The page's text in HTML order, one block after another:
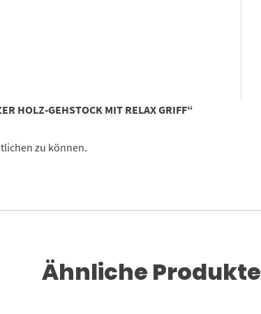
HOLZ-GEHSTOCK MIT RELAX GRIFF“
zu können.
Ähnliche Produkte